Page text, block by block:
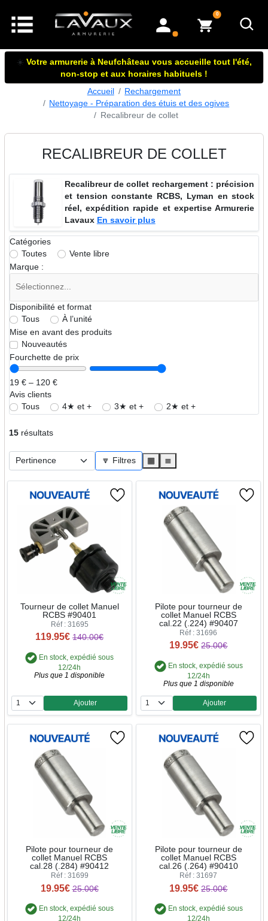
mon compte
0articles dans le panier
☀️ Votre armurerie à Neufchâteau vous accueille tout l'été,
non-stop et aux horaires habituels !
Accueil
Rechargement
Nettoyage - Préparation des étuis et des ogives
Recalibreur de collet
RECALIBREUR DE COLLET
Recalibreur de collet rechargement : précision
et tension constante RCBS, Lyman en stock
réel, expédition rapide et expertise Armurerie
Lavaux En savoir plus
Catégories
Toutes
Vente libre
Marque :
Disponibilité et format
Tous
À l’unité
Mise en avant des produits
Nouveautés
Fourchette de prix
19 € – 120 €
Avis clients
Tous
4★ et + 3★ et + 2★ et +
15résultats
🔽 Filtres ▦ ≣
Tourneur de collet Manuel
RCBS #90401
Réf : 31695
119.95€ 140.00€
En stock, expédié sous
12/24h
Plus que 1 disponible
Quantité
Ajouter
Pilote pour tourneur de
collet Manuel RCBS
cal.22 (.224) #90407
Réf : 31696
19.95€ 25.00€
En stock, expédié sous
12/24h
Plus que 1 disponible
Quantité
Ajouter
Pilote pour tourneur de
collet Manuel RCBS
cal.28 (.284) #90412
Réf : 31699
19.95€ 25.00€
En stock, expédié sous
12/24h
Pilote pour tourneur de
collet Manuel RCBS
cal.26 (.264) #90410
Réf : 31697
19.95€ 25.00€
En stock, expédié sous
12/24h